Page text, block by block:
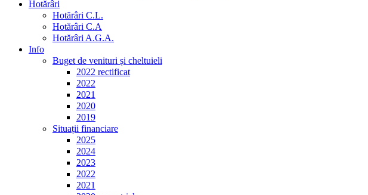
Hotărâri
Hotărâri C.L.
Hotărâri C.A
Hotărâri A.G.A.
Info
Buget de venituri și cheltuieli
2022 rectificat
2022
2021
2020
2019
Situații financiare
2025
2024
2023
2022
2021